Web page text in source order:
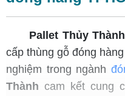
Pallet Thủy Thành
cấp thùng gỗ đóng
nghiệm trong ngành
Thành cam kết cung